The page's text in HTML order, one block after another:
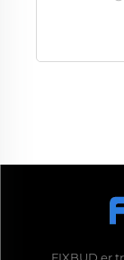
FIXBUD er